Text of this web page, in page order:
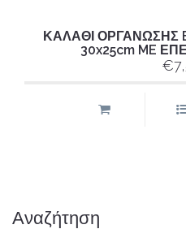
ΚΑΛΑΘΙ ΟΡΓΑΝΩΣΗΣ
30x25cm ME
Αναζήτηση